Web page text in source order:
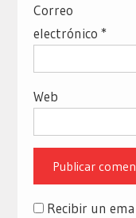
Correo
electrónico *
Web
Recibir un